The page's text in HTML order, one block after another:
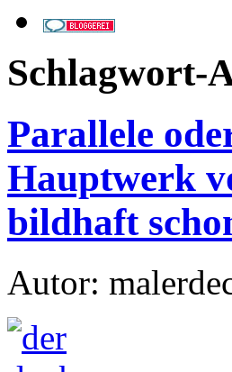
Schlagwort-
Parallele
Hauptwerk
bildhaft
Autor: